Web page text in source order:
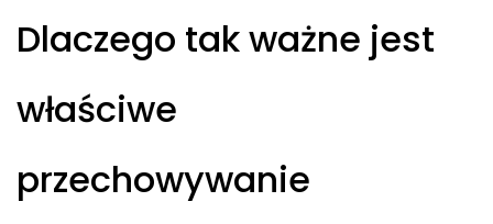
Dlaczego tak ważne jest
właściwe
przechowywanie